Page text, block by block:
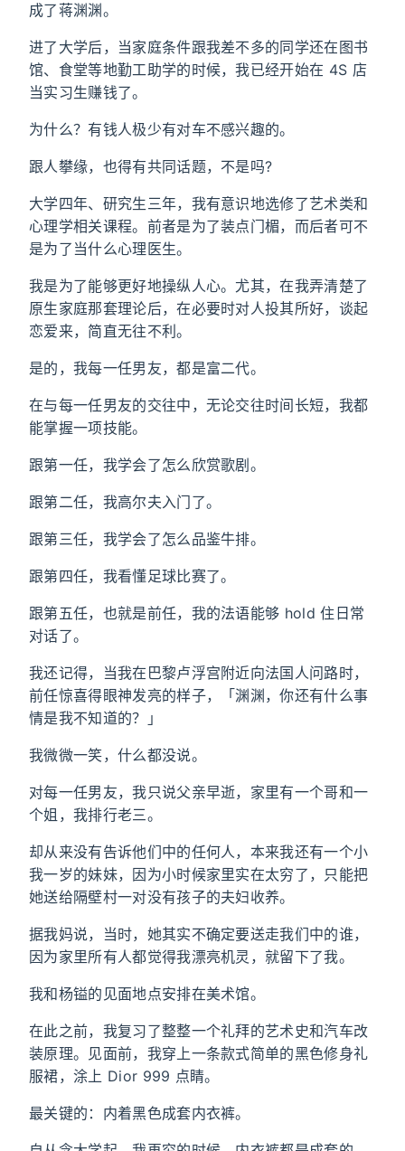
成了蒋渊渊。
进了大学后，当家庭条件跟我差不多的同学还在图书
馆、食堂等地勤工助学的时候，我已经开始在 4S 店
当实习生赚钱了。
为什么？有钱人极少有对车不感兴趣的。
跟人攀缘，也得有共同话题，不是吗?
大学四年、研究生三年，我有意识地选修了艺术类和
心理学相关课程。前者是为了装点门楣，而后者可不
是为了当什么心理医生。
我是为了能够更好地操纵人心。尤其，在我弄清楚了
原生家庭那套理论后，在必要时对人投其所好，谈起
恋爱来，简直无往不利。
是的，我每一任男友，都是富二代。
在与每一任男友的交往中，无论交往时间长短，我都
能掌握一项技能。
跟第一任，我学会了怎么欣赏歌剧。
跟第二任，我高尔夫入门了。
跟第三任，我学会了怎么品鉴牛排。
跟第四任，我看懂足球比赛了。
跟第五任，也就是前任，我的法语能够 hold 住日常
对话了。
我还记得，当我在巴黎卢浮宫附近向法国人问路时，
前任惊喜得眼神发亮的样子，「渊渊，你还有什么事
情是我不知道的？」
我微微一笑，什么都没说。
对每一任男友，我只说父亲早逝，家里有一个哥和一
个姐，我排行老三。
却从来没有告诉他们中的任何人，本来我还有一个小
我一岁的妹妹，因为小时候家里实在太穷了，只能把
她送给隔壁村一对没有孩子的夫妇收养。
据我妈说，当时，她其实不确定要送走我们中的谁，
因为家里所有人都觉得我漂亮机灵，就留下了我。
我和杨镒的见面地点安排在美术馆。
在此之前，我复习了整整一个礼拜的艺术史和汽车改
装原理。见面前，我穿上一条款式简单的黑色修身礼
服裙，涂上 Dior 999 点睛。
最关键的：内着黑色成套内衣裤。